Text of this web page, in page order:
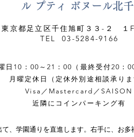
ル プティ ボヌール北
東京都足立区千住旭町３３-２
TEL 03-5284-9166
日10：00～21：00（最終受付20：
月曜定休日（定休外別途相談承り
Visa／Mastercard／SAISON
近隣にコインパーキング有
、学園通りを直進します。右手に、お